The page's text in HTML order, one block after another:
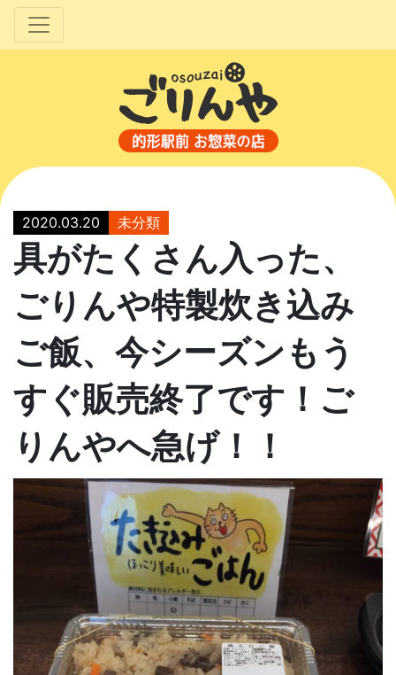
2020.03.20 未分類
具がたくさん入った、
ごりんや特製炊き込み
ご飯、今シーズンもう
すぐ販売終了です！ご
りんやへ急げ！！